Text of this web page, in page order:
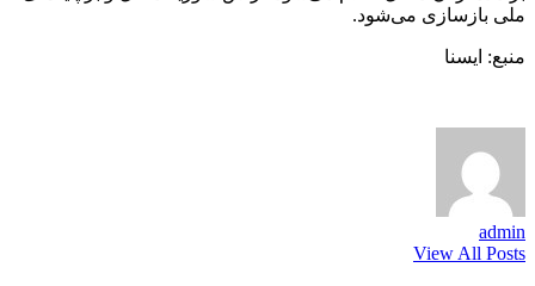
ملی بازسازی می‌شود.
منبع: ایسنا
admin
View All Posts